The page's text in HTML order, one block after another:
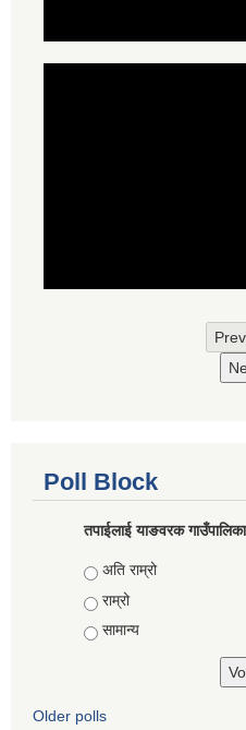
Poll Block
तपाईलाई याङवरक
Choices
अति राम्रो
राम्रो
सामान्य
Older polls